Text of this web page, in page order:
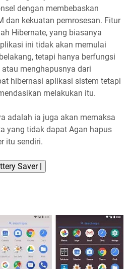
dengan membebaskan
dan kekuatan pemrosesan. Fitur
Hibernate, yang biasanya
ini tidak akan memulai
tetapi hanya berfungsi
menghapusnya dari
hibernasi aplikasi sistem tetapi
melakukan itu.
adalah ia juga akan memaksa
yang tidak dapat Agan hapus
itu sendiri.
Saver |